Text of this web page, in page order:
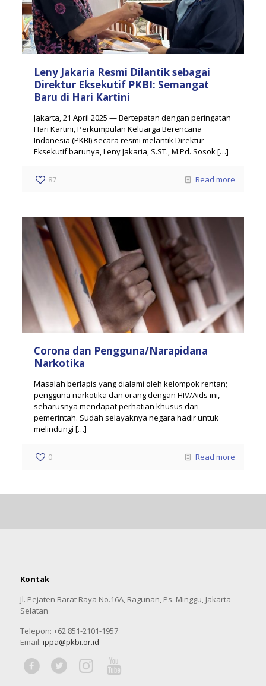
Leny Jakaria Resmi Dilantik sebagai
Direktur Eksekutif PKBI: Semangat
Baru di Hari Kartini
Jakarta, 21 April 2025 — Bertepatan dengan peringatan
Hari Kartini, Perkumpulan Keluarga Berencana
Indonesia (PKBI) secara resmi melantik Direktur
Eksekutif barunya, Leny Jakaria, S.ST., M.Pd. Sosok[…]
87 Read more
Corona dan Pengguna/Narapidana
Narkotika
Masalah berlapis yang dialami oleh kelompok rentan;
pengguna narkotika dan orang dengan HIV/Aids ini,
seharusnya mendapat perhatian khusus dari
pemerintah. Sudah selayaknya negara hadir untuk
melindungi […]
0 Read more
Kontak
Jl. Pejaten Barat Raya No.16A, Ragunan, Ps. Minggu, Jakarta
Selatan
Telepon: +62 851-2101-1957
Email: ippa@pkbi.or.id